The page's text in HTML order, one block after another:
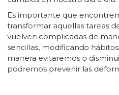
Es importante que
transformar aquellas tareas
vuelven complicadas de
sencillas, modificando
manera evitaremos o
podremos prevenir las